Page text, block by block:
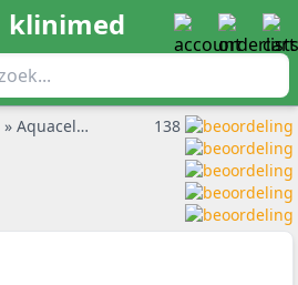
klinimed
» Aquacel verband 138